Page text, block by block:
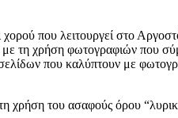
που λειτουργεί στο
τη χρήση φωτογραφιών που
που καλύπτουν με
χρήση του ασαφούς όρου